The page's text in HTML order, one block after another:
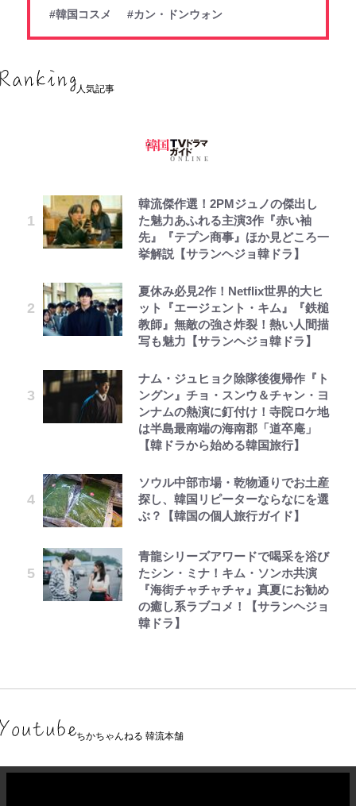
#韓国コスメ
#カン・ドンウォン
人気記事
韓流傑作選！2PMジュノの傑出し
た魅力あふれる主演3作『赤い袖
先』『テプン商事』ほか見どころ一
挙解説【サランヘジョ韓ドラ】
夏休み必見2作！Netflix世界的大ヒ
ット『エージェント・キム』『鉄槌
教師』無敵の強さ炸裂！熱い人間描
写も魅力【サランヘジョ韓ドラ】
ナム・ジュヒョク除隊後復帰作『ト
ングン』チョ・スンウ＆チャン・ヨ
ンナムの熱演に釘付け！寺院ロケ地
は半島最南端の海南郡「道卒庵」
【韓ドラから始める韓国旅行】
ソウル中部市場・乾物通りでお土産
探し、韓国リピーターならなにを選
ぶ？【韓国の個人旅行ガイド】
青龍シリーズアワードで喝采を浴び
たシン・ミナ！キム・ソンホ共演
『海街チャチャチャ』真夏にお勧め
の癒し系ラブコメ！【サランヘジョ
韓ドラ】
ちかちゃんねる 韓流本舗